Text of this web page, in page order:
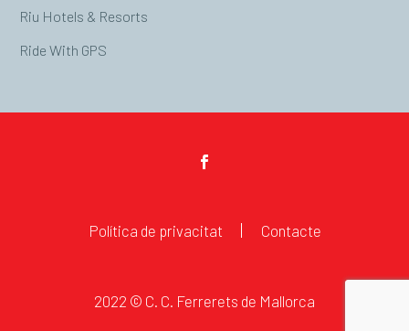
Riu Hotels & Resorts
Ride With GPS
Política de privacitat Contacte
2022 © C. C. Ferrerets de Mallorca